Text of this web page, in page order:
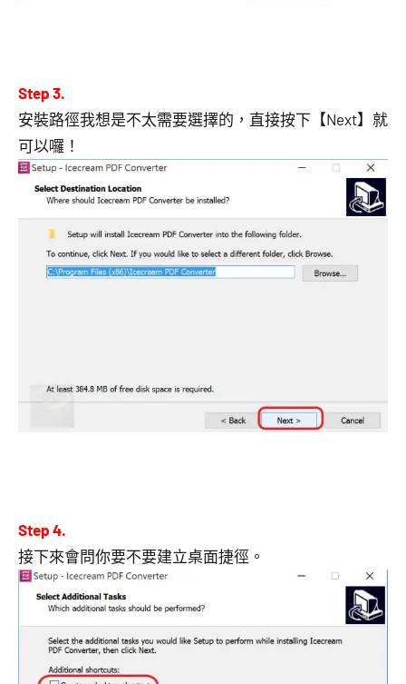
Step 3.
安裝路徑我想是不太需要選擇的，直接按下【Next】就
可以囉！
Step 4.
接下來會問你要不要建立桌面捷徑。